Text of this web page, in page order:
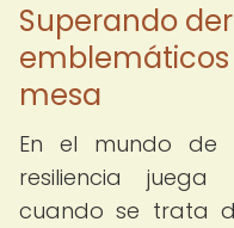
Superando
emblemáticos
mesa
En el mundo de
resiliencia
cuando se trata